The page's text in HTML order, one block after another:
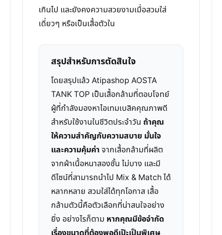
เกินไป และยังคงความสวยงามเมื่อสวมใส่
เดี่ยวๆ หรือเป็นเสื้อตัวใน
สรุปสำหรับการตัดสินใจ
โดยสรุปแล้ว Atipashop AOSTA
TANK TOP เป็นเสื้อกล้ามที่ตอบโจทย์
ผู้ที่กำลังมองหาไอเทมเบสิคคุณภาพดี
สำหรับใช้งานในชีวิตประจำวัน ถ้าคุณ
ให้ความสำคัญกับความสบาย มั่นใจ
และความคุ้มค่า จากเสื้อกล้ามที่ผลิต
จากผ้าเนื้อหนาสองชั้น ไม่บาง และมี
ดีไซน์ที่สามารถนำไป Mix & Match ได้
หลากหลาย สวมใส่ได้ทุกโอกาส เสื้อ
กล้ามตัวนี้คือตัวเลือกที่น่าสนใจอย่าง
ยิ่ง อย่างไรก็ตาม หากคุณมีข้อจำกัด